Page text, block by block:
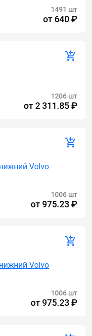
1491 шт
от 640 ₽
1206 шт
от2 311.85 ₽
Volvo
1006 шт
от975.23 ₽
Volvo
1006 шт
от975.23 ₽